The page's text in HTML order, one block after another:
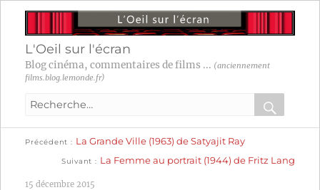
L'Oeil sur l'écran
Blog cinéma, commentaires de films ... (anciennement
films.blog.lemonde.fr)
Recherche
:
OK
Navigation
Précédent
précédente :
La Grande Ville (1963) de Satyajit Ray
Suivant
suivante :
La Femme au portrait (1944) de Fritz Lang
15 décembre 2015